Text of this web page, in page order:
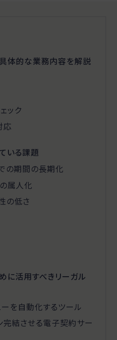
体的な業務内容を解説
ック
応
いる課題
の期間の長期化
属人化
の低さ
に活用すべきリーガル
を自動化するツール
完結させる電子契約サー